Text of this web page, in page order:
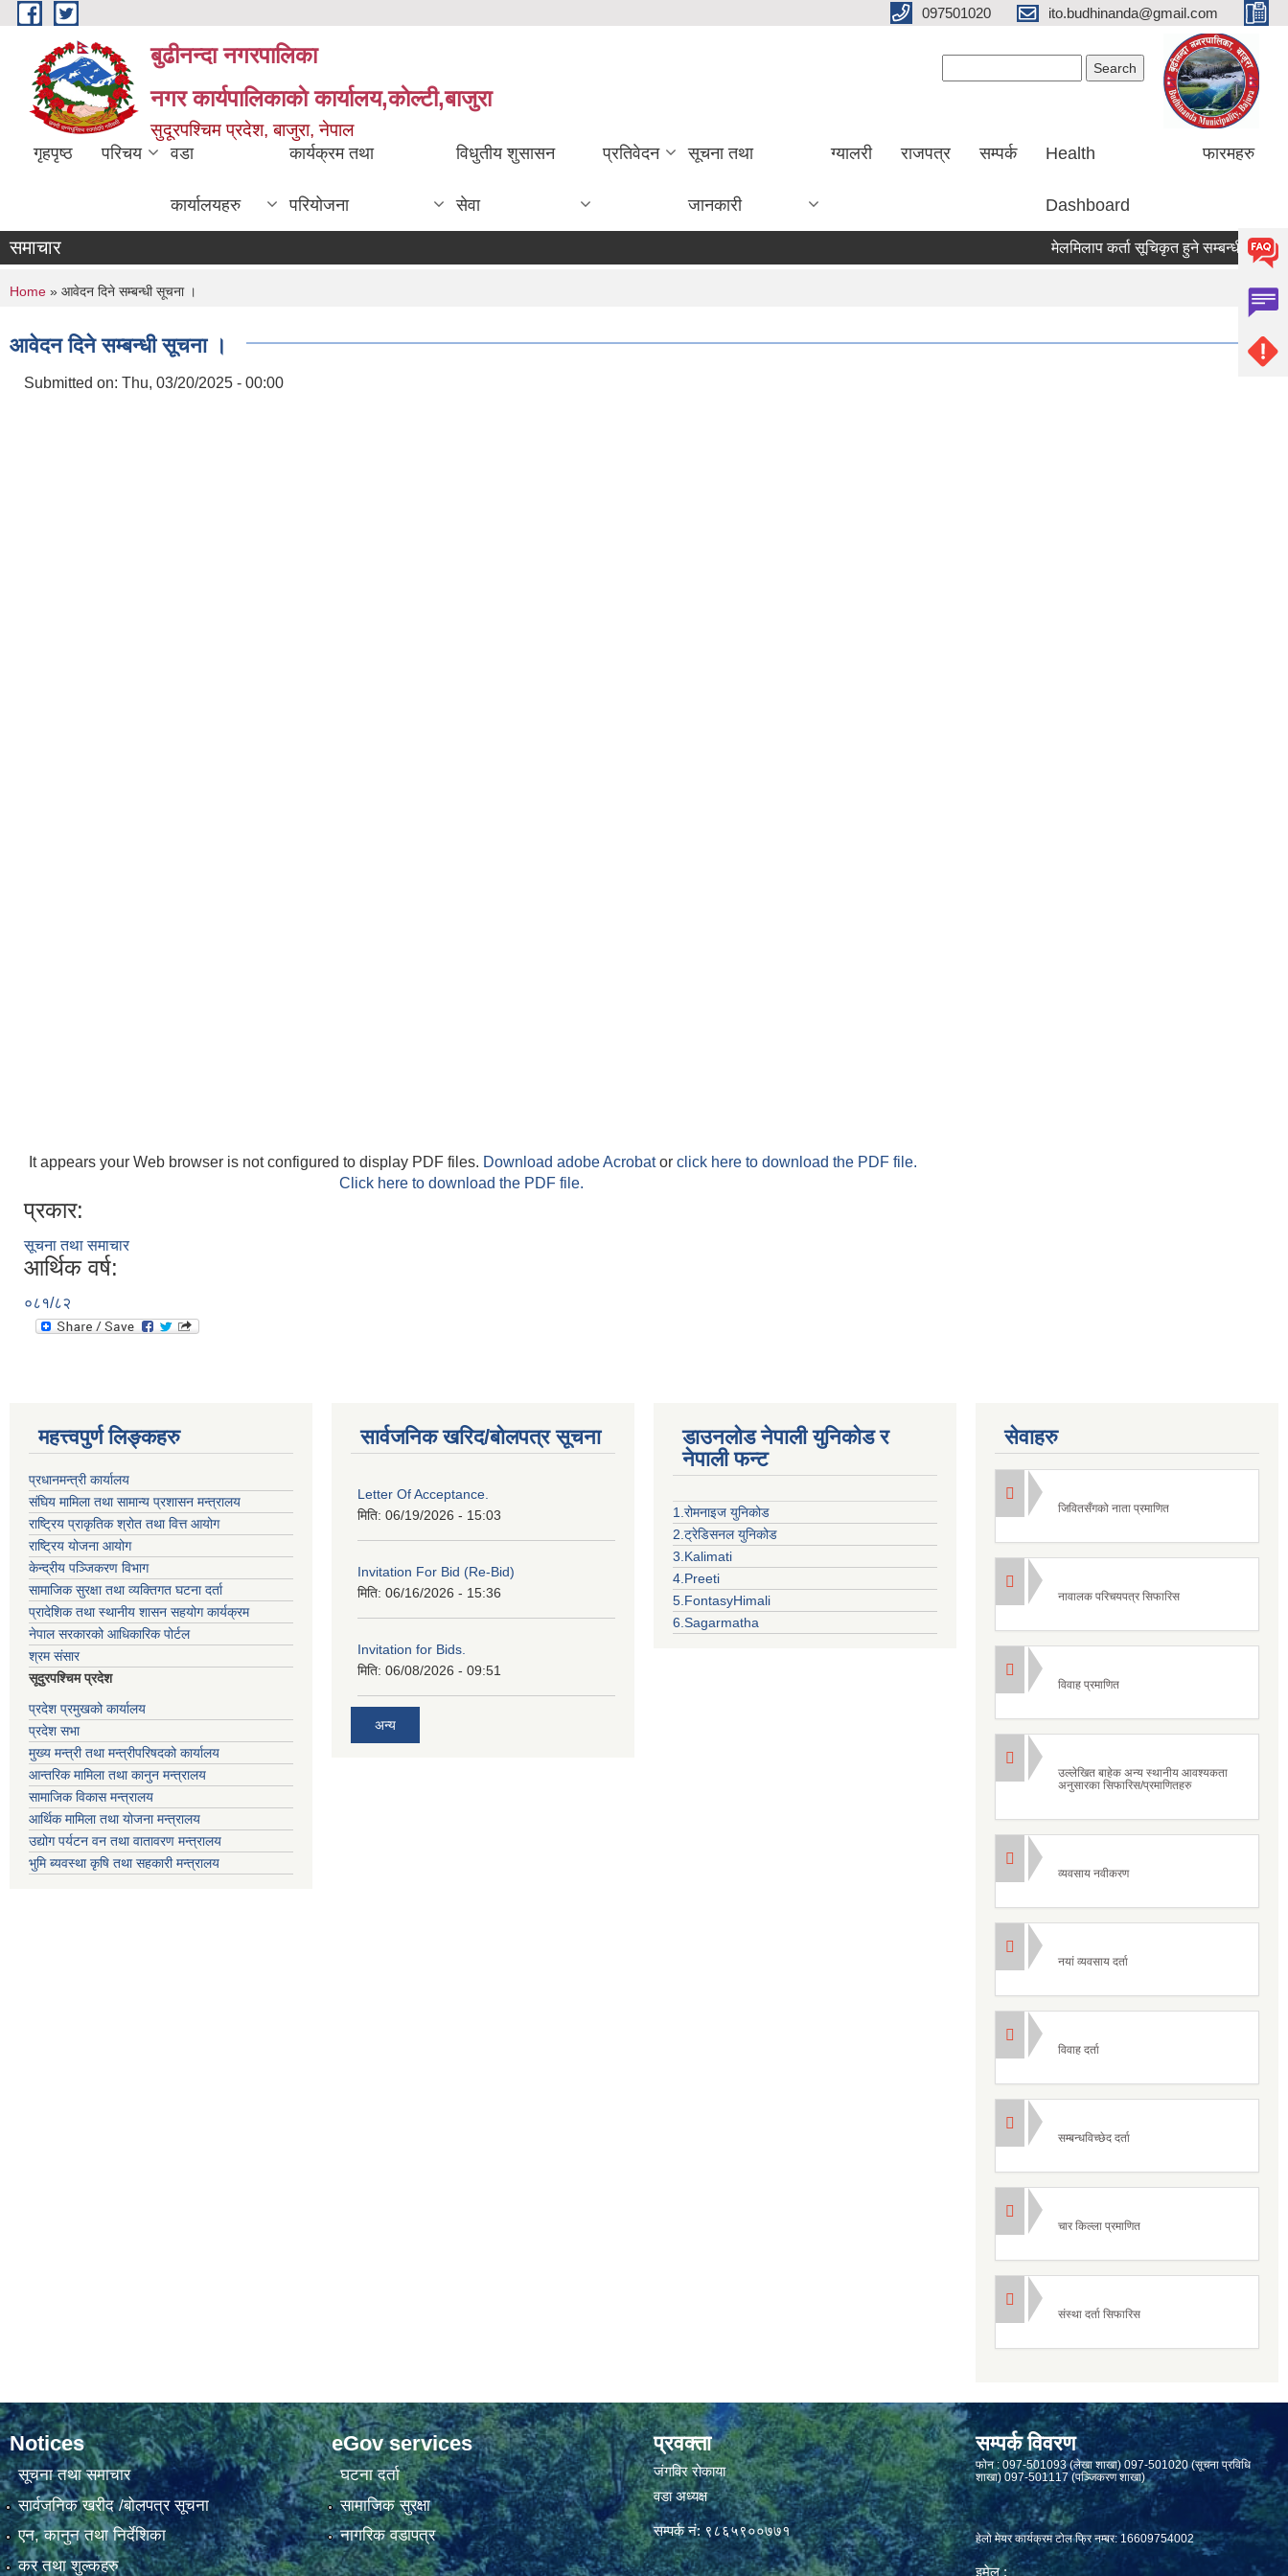
Skip to main content 097501020 ito.budhinanda@gmail.com
बुढीनन्दा नगरपालिका
नगर कार्यपालिकाकाे कार्यालय,काेल्टी,बाजुरा
सुदूरपश्चिम प्रदेश, बाजुरा, नेपाल
गृहपृष्ठ परिचय वडा
कार्यालयहरु
कार्यक्रम तथा
परियोजना
विधुतीय शुसासन
सेवा
प्रतिवेदन सूचना तथा
जानकारी
ग्यालरी राजपत्र सम्पर्क Health
Dashboard
फारमहरु
समाचार मेलमिलाप कर्ता सूचिकृत हुने सम्बन्धी सूचना ।
You are here
Home » आवेदन दिने सम्बन्धी सूचना ।
आवेदन दिने सम्बन्धी सूचना ।
Submitted on: Thu, 03/20/2025 - 00:00
It appears your Web browser is not configured to display PDF files. Download adobe Acrobator click here to download the PDF file.
Click here to download the PDF file.
प्रकार:
सूचना तथा समाचार
आर्थिक वर्ष:
०८१/८२
महत्त्वपुर्ण लिङ्कहरु
प्रधानमन्त्री कार्यालय
संघिय मामिला तथा सामान्य प्रशासन मन्त्रालय
राष्ट्रिय प्राकृतिक श्रोत तथा वित्त आयोग
राष्ट्रिय योजना आयोग
केन्द्रीय पञ्जिकरण विभाग
सामाजिक सुरक्षा तथा व्यक्तिगत घटना दर्ता
प्रादेशिक तथा स्थानीय शासन सहयोग कार्यक्रम
नेपाल सरकारको आधिकारिक पोर्टल
श्रम संसार
सूदुरपश्चिम प्रदेश
प्रदेश प्रमुखको कार्यालय
प्रदेश सभा
मुख्य मन्त्री तथा मन्त्रीपरिषदको कार्यालय
आन्तरिक मामिला तथा कानुन मन्त्रालय
सामाजिक विकास मन्त्रालय
आर्थिक मामिला तथा योजना मन्त्रालय
उद्योग पर्यटन वन तथा वातावरण मन्त्रालय
भुमि ब्यवस्था कृषि तथा सहकारी मन्त्रालय
सार्वजनिक खरिद/बोलपत्र सूचना
Letter Of Acceptance.
मिति: 06/19/2026 - 15:03
Invitation For Bid (Re-Bid)
मिति: 06/16/2026 - 15:36
Invitation for Bids.
मिति: 06/08/2026 - 09:51
अन्य
डाउनलोड नेपाली युनिकोड र
नेपाली फन्ट
1.रोमनाइज युनिकोड
2.ट्रेडिसनल युनिकोड
3.Kalimati
4.Preeti
5.FontasyHimali
6.Sagarmatha
सेवाहरु
जिवितसँगको नाता प्रमाणित
नावालक परिचयपत्र सिफारिस
विवाह प्रमाणित
उल्लेखित बाहेक अन्य स्थानीय आवश्यकता
अनुसारका सिफारिस/प्रमाणितहरु
व्यवसाय नवीकरण
नयां व्यवसाय दर्ता
विवाह दर्ता
सम्बन्धविच्छेद दर्ता
चार किल्ला प्रमाणित
संस्था दर्ता सिफारिस
Notices
सूचना तथा समाचार
सार्वजनिक खरीद /बोलपत्र सूचना
एन, कानुन तथा निर्देशिका
कर तथा शुल्कहरु
eGov services
घटना दर्ता
सामाजिक सुरक्षा
नागरिक वडापत्र
प्रवक्ता
जंगविर रोकाया
वडा अध्यक्ष
सम्पर्क नं: ९८६५९००७७१
सम्पर्क विवरण
फाेन : 097-501093 (लेखा शाखा) 097-501020 (सूचना प्रविधि
शाखा) 097-501117 (पञ्जिकरण शाखा)
हेलो मेयर कार्यक्रम टोल फ्रि नम्बर: 16609754002
इमेल :